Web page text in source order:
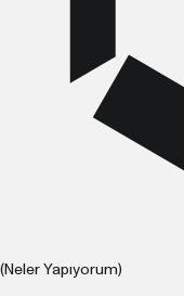
(Neler Yapıyorum)